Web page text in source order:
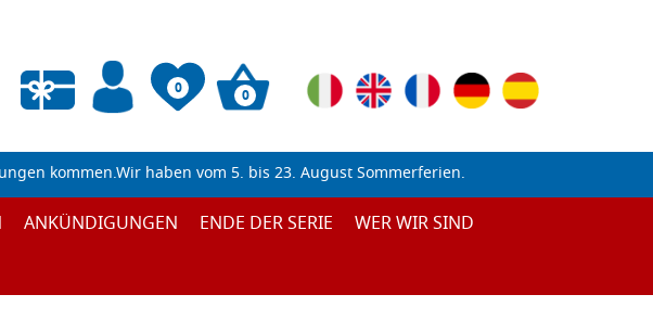
0
leeren
0
kommen.Wir haben vom 5. bis 23. August Sommerferien.
ANKÜNDIGUNGEN ENDE DER SERIE
WER WIR SIND